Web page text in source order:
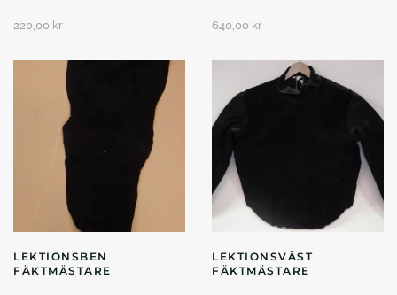
220,00 kr 640,00 kr
LEKTIONSBEN
FÄKTMÄSTARE
LEKTIONSVÄST
FÄKTMÄSTARE